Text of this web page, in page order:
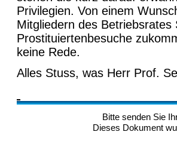
Privilegien. Von einem
Mitgliedern des
Prostituiertenbesuche
keine Rede.
Alles Stuss, was Herr Prof.
Bitte senden Sie
Dieses Dokument